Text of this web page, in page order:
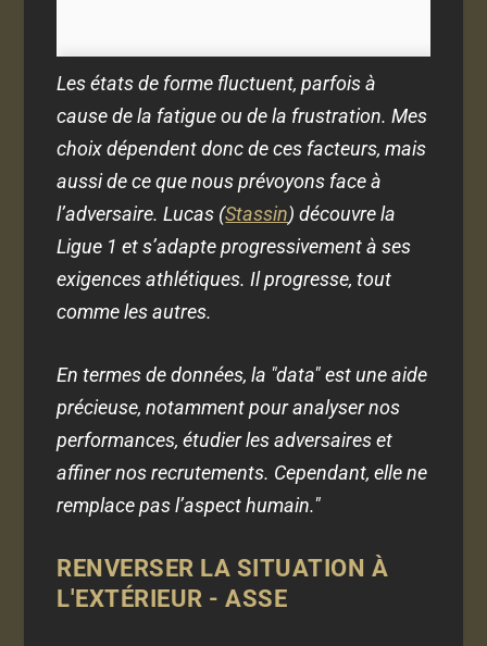
Les états de forme fluctuent, parfois à
cause de la fatigue ou de la frustration. Mes
choix dépendent donc de ces facteurs, mais
aussi de ce que nous prévoyons face à
l’adversaire. Lucas (Stassin) découvre la
Ligue 1 et s’adapte progressivement à ses
exigences athlétiques. Il progresse, tout
comme les autres.
En termes de données, la "data" est une aide
précieuse, notamment pour analyser nos
performances, étudier les adversaires et
affiner nos recrutements. Cependant, elle ne
remplace pas l’aspect humain."
RENVERSER LA SITUATION À
L'EXTÉRIEUR - ASSE